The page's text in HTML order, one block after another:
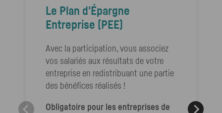
Le Plan d'Épargne
Entreprise ( PEE)
Avec la participation, vous associez
vos salariés aux résultats de votre
entreprise en redistribuant une partie
des bénéfices réalisés !
Obligatoire pour les entreprises de